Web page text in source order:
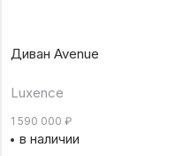
Диван Avenue
Luxence
1 590 000 ₽
в наличии